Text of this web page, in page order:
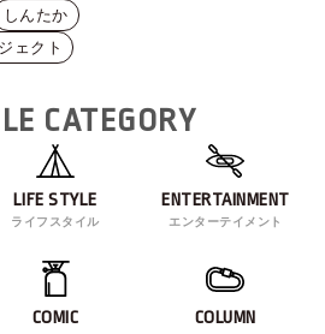
しんたか
ェクト
CATEGORY
LIFE STYLE
ライフスタイル
ENTERTAINMENT
エンターテイメント
COMIC COLUMN